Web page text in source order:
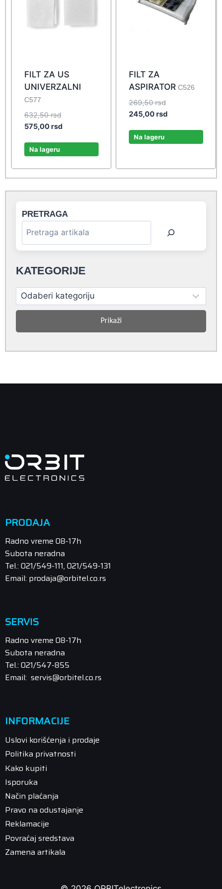
FILT ZA US
UNIVERZALNI
C577
632,50rsdOriginal
price
575,00rsdCurrent
Na lageru
FILT ZA
ASPIRATORC526
269,50rsdOriginal
price
245,00rsdCurrent
Na lageru
PRETRAGA
KATEGORIJE
Prikaži
PRODAJA
Radno vreme 08-17h
Subota neradna
Tel.: 021/549-111, 021/549-131
Email: prodaja@orbitel.co.rs
SERVIS
Radno vreme 08-17h
Subota neradna
Tel.: 021/547-855
Email: servis@orbitel.co.rs
INFORMACIJE
Uslovi korišćenja i prodaje
Politika privatnosti
Kako kupiti
Isporuka
Način plaćanja
Pravo na odustajanje
Reklamacije
Povraćaj sredstava
Zamena artikala